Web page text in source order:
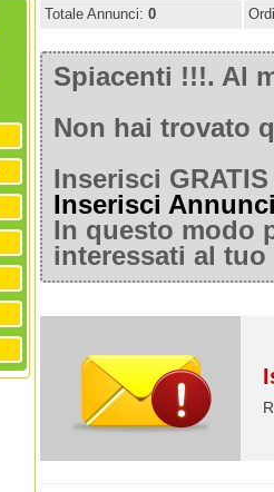
Totale Annunci: 0
Spiacenti !!!. Al
Non hai trovato
Inserisci
Inserisci
In questo modo
interessati al